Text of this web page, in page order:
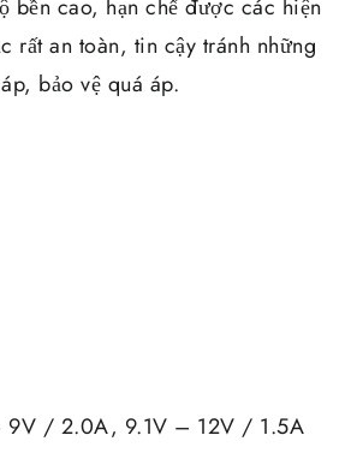
cao, hạn chế được các hiện
rất an toàn, tin cậy tránh những
bảo vệ quá áp.
9V / 2.0A, 9.1V – 12V / 1.5A